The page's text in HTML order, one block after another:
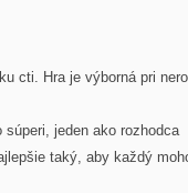
cti. Hra je výborná pri
súperi, jeden ako rozhodca
taký, aby každý